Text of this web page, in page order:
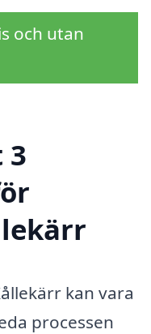
och utan
3
kan vara
processen